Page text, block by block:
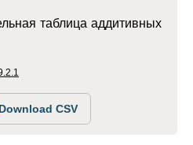
таблица аддитивных
Download CSV